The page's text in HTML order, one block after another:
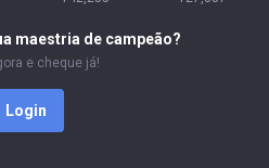
maestria de campeão?
e cheque já!
Login